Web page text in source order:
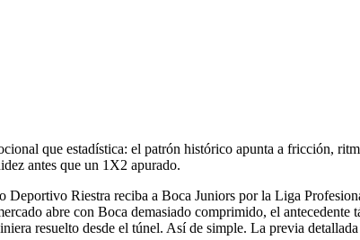
que estadística: el patrón histórico apunta a fricción,
antes que un 1X2 apurado.
Riestra reciba a Boca Juniors por la Liga
abre con Boca demasiado comprimido, el antecedente
resuelto desde el túnel. Así de simple. La previa detallada